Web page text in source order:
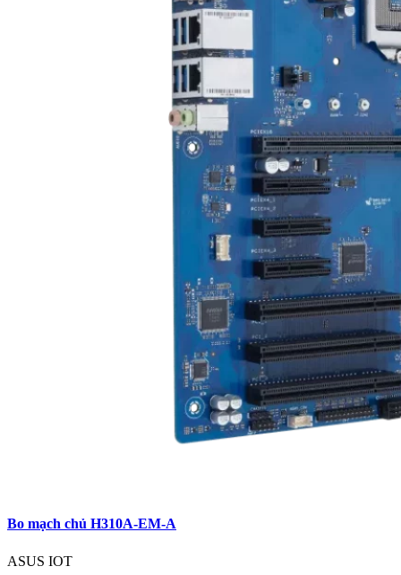
Bo mạch chủ H310A-EM-A
ASUS IOT